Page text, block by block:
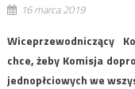
16 marca 2019
Wiceprzewodniczący
chce, żeby Komisja
jednopłciowych we